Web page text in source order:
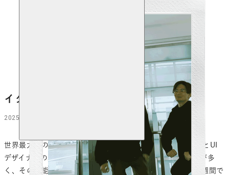
イタリア視察
2025.7.18
世界最大級のデザインの祭典、ミラノサローネをプロダクトとUI
デザイナーの2名で視察してきました。今年は特に照明展示が多
く、その機能美と奥深い造形の世界にどっぷりと浸かった1週間で